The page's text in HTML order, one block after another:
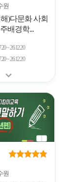
원
)다문화 사회
배경학...
~ 26.12.20
~ 26.12.20
원